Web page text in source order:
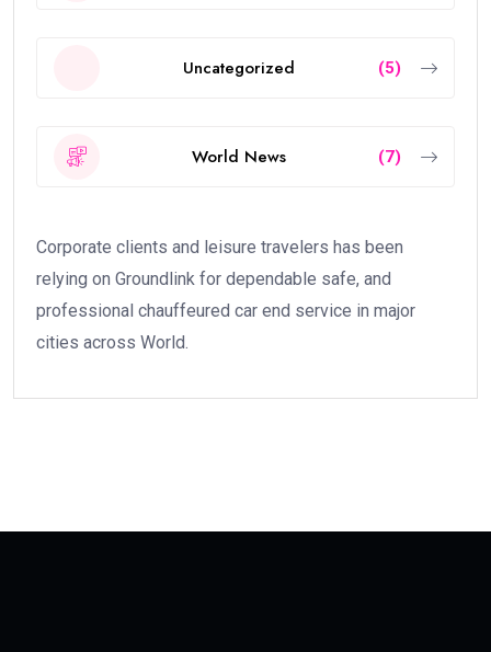
Uncategorized (5)
World News (7)
Corporate clients and leisure travelers has been
relying on Groundlink for dependable safe, and
professional chauffeured car end service in major
cities across World.